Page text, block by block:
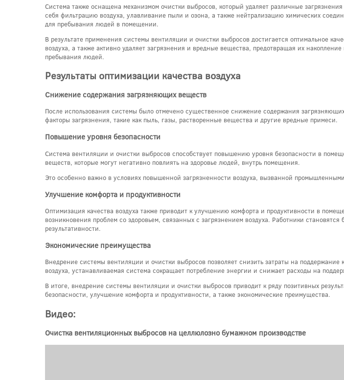
Система также оснащена механизмом очистки выбросов, который удаляет различные
себя фильтрацию воздуха, улавливание пыли и озона, а также нейтрализацию химических
для пребывания людей в помещении.
В результате применения системы вентиляции и очистки выбросов достигается оптимальное
воздуха, а также активно удаляет загрязнения и вредные вещества, предотвращая их
пребывания людей.
Результаты оптимизации качества воздуха
Снижение содержания загрязняющих веществ
После использования системы было отмечено существенное снижение содержания
факторы загрязнения, такие как пыль, газы, растворенные вещества и другие вредные примеси.
Повышение уровня безопасности
Система вентиляции и очистки выбросов способствует повышению уровня безопасности в
веществ, которые могут негативно повлиять на здоровье людей, внутрь помещения.
Это особенно важно в условиях повышенной загрязненности воздуха, вызванной
Улучшение комфорта и продуктивности
Оптимизация качества воздуха также приводит к улучшению комфорта и продуктивности в
возникновения проблем со здоровьем, связанных с загрязнением воздуха. Работники
результативности.
Экономические преимущества
Внедрение системы вентиляции и очистки выбросов позволяет снизить затраты на
воздуха, устанавливаемая система сокращает потребление энергии и снижает расходы на
В итоге, внедрение системы вентиляции и очистки выбросов приводит к ряду позитивных
безопасности, улучшение комфорта и продуктивности, а также экономические преимущества.
Видео:
Очистка вентиляционных выбросов на целлюлозно бумажном производстве